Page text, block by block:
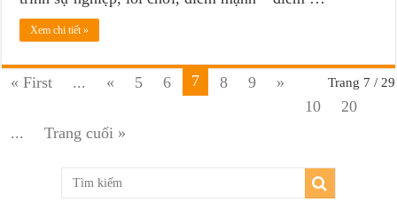
Xem chi tiết »
Trang 7 / 29
« First ... « 5 6 7 8 9
»
10
20
...
Trang cuối »